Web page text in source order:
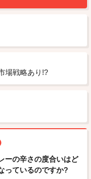
場戦略あり!?
ーの辛さの度合いはど
っているのですか?